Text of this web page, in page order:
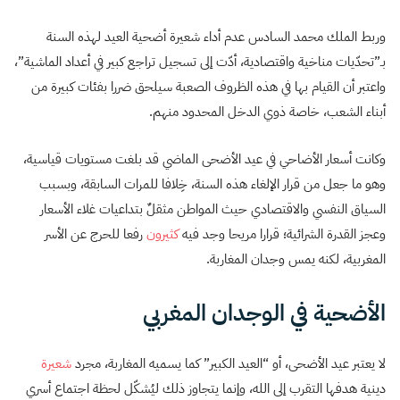
وربط الملك محمد السادس عدم أداء شعيرة أضحية العيد لهذه السنة
بـ”تحدّيات مناخية واقتصادية، أدّت إلى تسجيل تراجع كبير في أعداد الماشية”،
واعتبر أن القيام بها في هذه الظروف الصعبة سيلحق ضررا بفئات كبيرة من
أبناء الشعب، خاصة ذوي الدخل المحدود منهم.
وكانت أسعار الأضاحي في عيد الأضحى الماضي قد بلغت مستويات قياسية،
وهو ما جعل من قرار الإلغاء هذه السنة، خِلافا للمرات السابقة، وبسبب
السياق النفسي والاقتصادي حيث المواطن مثقلٌ بتداعيات غلاء الأسعار
وعجز القدرة الشرائية؛ قرارا مريحا وجد فيهكثيرونرفعا للحرج عن الأسر
المغربية، لكنه يمس وجدان المغاربة.
الأضحية في الوجدان المغربي
لا يعتبر عيد الأضحى، أو “العيد الكبير” كما يسميه المغاربة، مجردشعيرة
دينية هدفها التقرب إلى الله، وإنما يتجاوز ذلك ليُشكّل لحظة اجتماع أسري